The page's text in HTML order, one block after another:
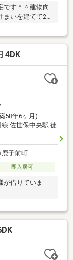
です＾＾建物向
いを建てて2世
4DK
58年6ヶ月)
佐世保中央駅 徒
鹿子前町
即入居可
が借りていま